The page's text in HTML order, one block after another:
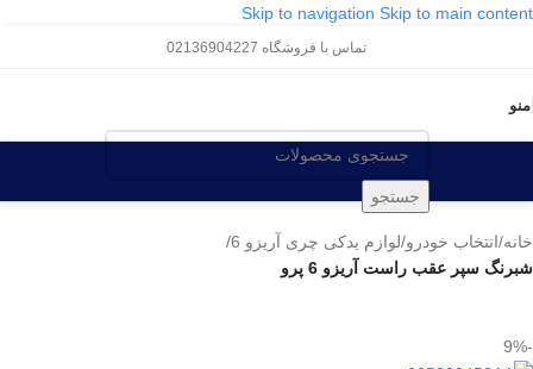
Skip to navigation Skip to main content
تماس با فروشگاه 02136904227
منو
جستجو
خانه/انتخاب خودرو/لوازم یدکی چری آریزو 6
/
شبرنگ سپر عقب راست آریزو 6 پرو
-9%